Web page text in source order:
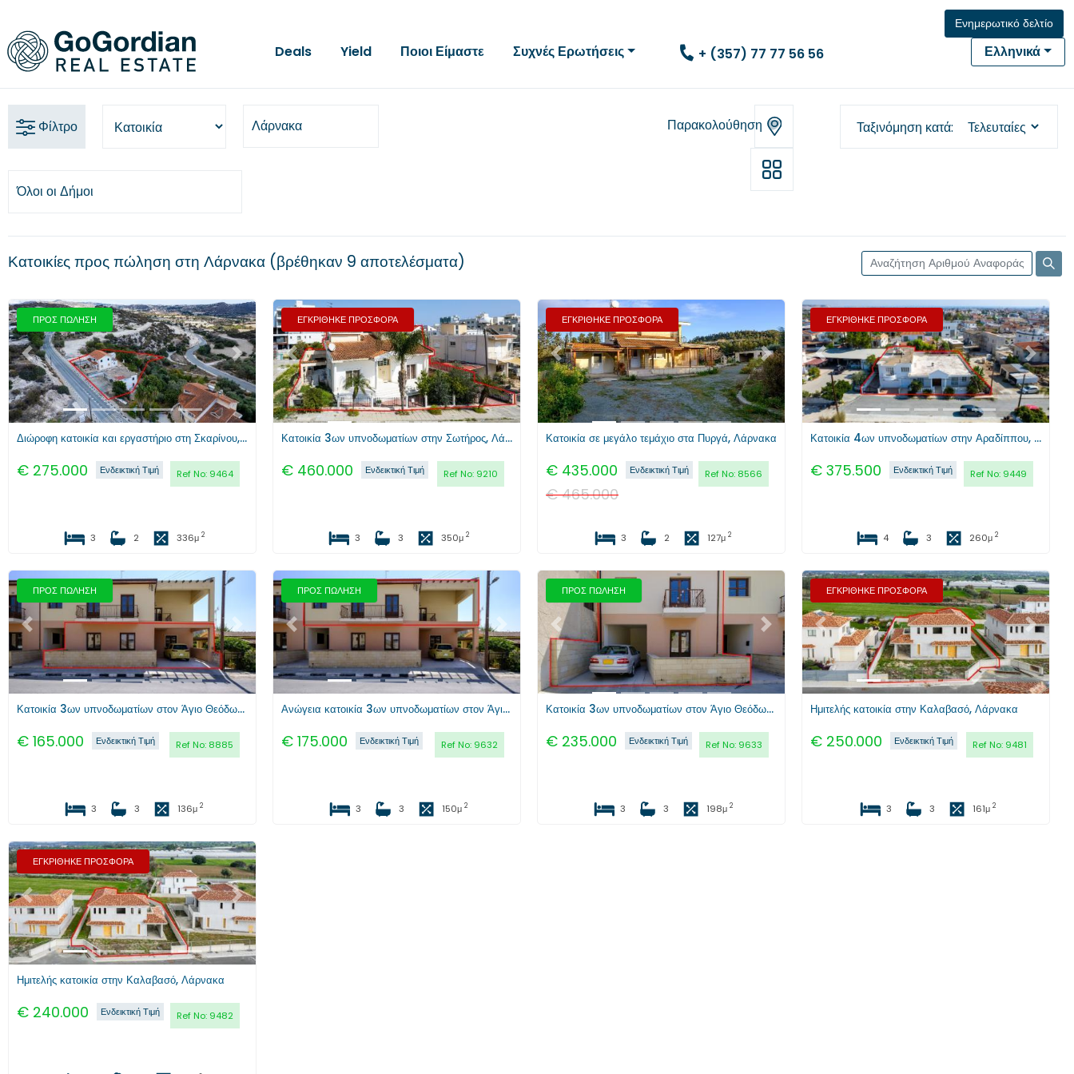
Deals Yield Ποιοι Είμαστε Συχνές Ερωτήσεις + (357) 77 77 56 56
Ενημερωτικό δελτίο
Ελληνικά
Φίλτρο Λάρνακα
Όλοι οι Δήμοι
Παρακολούθηση Ταξινόμηση κατά
Κατοικίες προς πώληση στη Λάρνακα βρέθηκαν 9 αποτελέσματα
ΠΡΟΣ ΠΩΛΗΣΗ
Προηγούμενο Επόμενο
Διώροφη κατοικία και εργαστήριο στη Σκαρίνου, Λάρνακα
€ 275.000 Ref No: 9464
Ενδεικτική Τιμή
3 2 336μ 2
ΕΓΚΡΙΘΗΚΕ ΠΡΟΣΦΟΡΑ
Προηγούμενο Επόμενο
Κατοικία 3ων υπνοδωματίων στην Σωτήρος, Λάρνακα
€ 460.000 Ref No: 9210
Ενδεικτική Τιμή
3 3 350μ 2
ΕΓΚΡΙΘΗΚΕ ΠΡΟΣΦΟΡΑ
Προηγούμενο Επόμενο
Κατοικία σε μεγάλο τεμάχιο στα Πυργά, Λάρνακα
€ 435.000 Ref No: 8566
Ενδεικτική Τιμή
€465.000
3 2 127μ 2
ΕΓΚΡΙΘΗΚΕ ΠΡΟΣΦΟΡΑ
Προηγούμενο Επόμενο
Κατοικία 4ων υπνοδωματίων στην Αραδίππου, Λάρνακα
€ 375.500 Ref No: 9449
Ενδεικτική Τιμή
4 3 260μ 2
ΠΡΟΣ ΠΩΛΗΣΗ
Προηγούμενο Επόμενο
Κατοικία 3ων υπνοδωματίων στον Άγιο Θεόδωρο, Λάρνακα
€ 165.000 Ref No: 8885
Ενδεικτική Τιμή
3 3 136μ 2
ΠΡΟΣ ΠΩΛΗΣΗ
Προηγούμενο Επόμενο
Ανώγεια κατοικία 3ων υπνοδωματίων στον Άγιο Θεόδωρο, Λάρνακα
€ 175.000 Ref No: 9632
Ενδεικτική Τιμή
3 3 150μ 2
ΠΡΟΣ ΠΩΛΗΣΗ
Προηγούμενο Επόμενο
Κατοικία 3ων υπνοδωματίων στον Άγιο Θεόδωρο, Λάρνακα
€ 235.000 Ref No: 9633
Ενδεικτική Τιμή
3 3 198μ 2
ΕΓΚΡΙΘΗΚΕ ΠΡΟΣΦΟΡΑ
Προηγούμενο Επόμενο
Ημιτελής κατοικία στην Καλαβασό, Λάρνακα
€ 250.000 Ref No: 9481
Ενδεικτική Τιμή
3 3 161μ 2
ΕΓΚΡΙΘΗΚΕ ΠΡΟΣΦΟΡΑ
Προηγούμενο Επόμενο
Ημιτελής κατοικία στην Καλαβασό, Λάρνακα
€ 240.000 Ref No: 9482
Ενδεικτική Τιμή